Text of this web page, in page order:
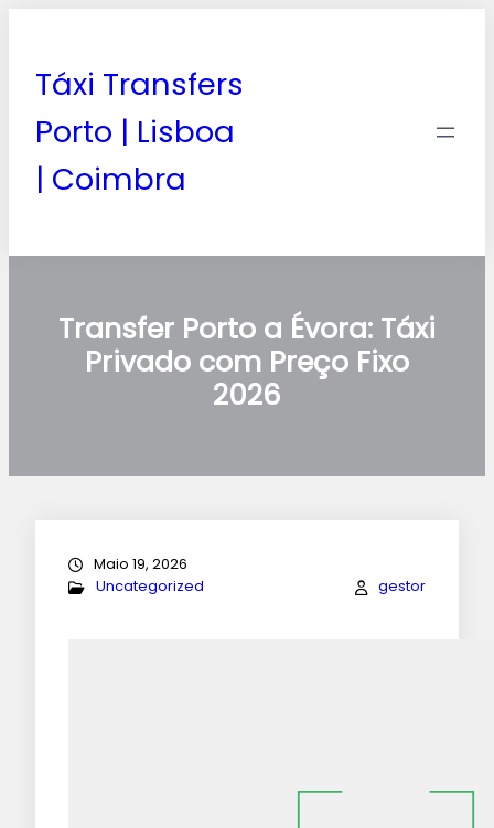
Táxi Transfers
Porto | Lisboa
| Coimbra
Transfer Porto a Évora: Táxi
Privado com Preço Fixo
2026
Maio 19, 2026
Uncategorized
gestor